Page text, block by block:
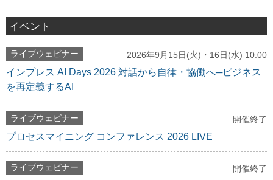
イベント
ライブウェビナー 2026年9月15日(火)・16日(水) 10:00
インプレス AI Days 2026 対話から自律・協働へ─ビジネス
を再定義するAI
ライブウェビナー 開催終了
プロセスマイニング コンファレンス 2026 LIVE
ライブウェビナー 開催終了